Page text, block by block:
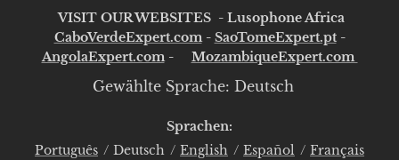
VISIT OUR WEBSITES - Lusophone Africa
CaboVerdeExpert.com- SaoTomeExpert.pt-
AngolaExpert.com- MozambiqueExpert.com
Gewählte Sprache: Deutsch
Sprachen
Português
Deutsch English Español Français